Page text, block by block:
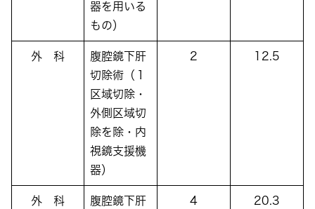
器を用いる
もの）
外 科
腹腔鏡下肝
切除術（１
区域切除・
外側区域切
除を除・内
視鏡支援機
器）
2 12.5
外 科
腹腔鏡下肝
4 20.3